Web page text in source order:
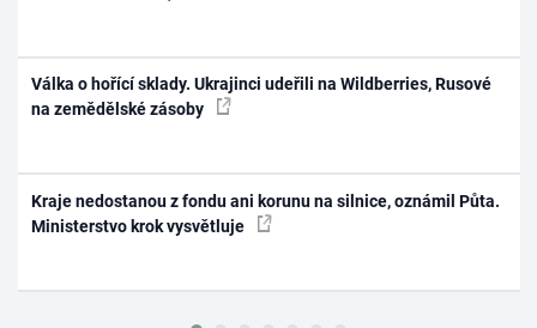
Válka o hořící sklady. Ukrajinci udeřili na Wildberries, Rusové
na zemědělské zásoby
Kraje nedostanou z fondu ani korunu na silnice, oznámil Půta.
Ministerstvo krok vysvětluje